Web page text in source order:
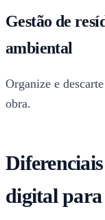
Gestão de
ambiental
Organize e
obra.
digital para